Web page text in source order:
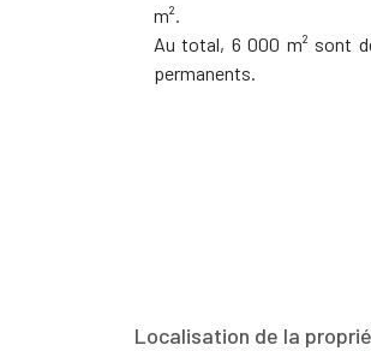
m².
Au total, 6 000 m² sont
permanents.
Localisation de la